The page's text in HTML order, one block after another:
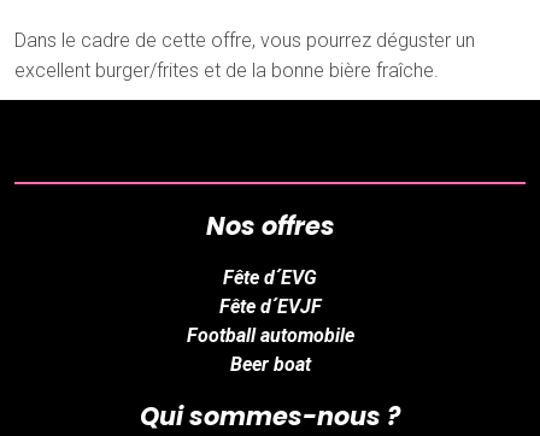
Dans le cadre de cette offre, vous pourrez déguster un
excellent burger/frites et de la bonne bière fraîche.
Nos offres
Fête d´EVG
Fête d´EVJF
Football automobile
Beer boat
Qui sommes-nous ?